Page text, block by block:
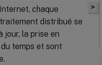
chaque
distribué se
jour, la prise en
temps et sont
>